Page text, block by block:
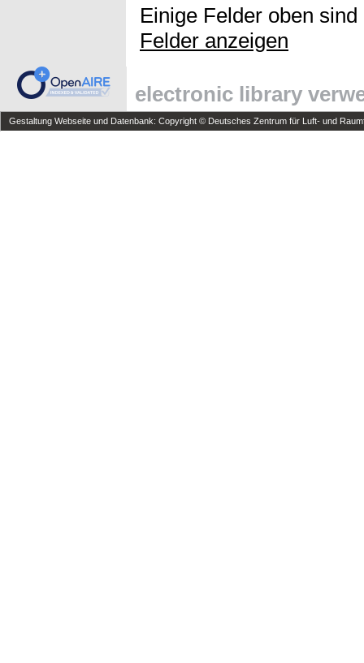
Einige Felder oben
Felder anzeigen
electronic library
Gestaltung Webseite und Datenbank: Copyright © Deutsches Zentrum für Luft- und